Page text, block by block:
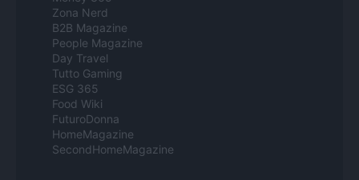
Zona Nerd
B2B Magazine
People Magazine
Day Travel
Tutto Gaming
ESG 365
Food Wiki
FuturoDonna
HomeMagazine
SecondHomeMagazine